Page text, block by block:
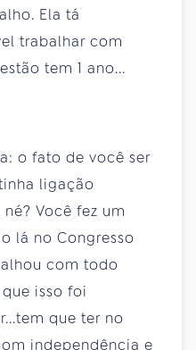
Ela tá
trabalhar com
tem 1 ano...
o fato de você ser
ligação
Você fez um
lá no Congresso
com todo
isso foi
que ter no
independência e